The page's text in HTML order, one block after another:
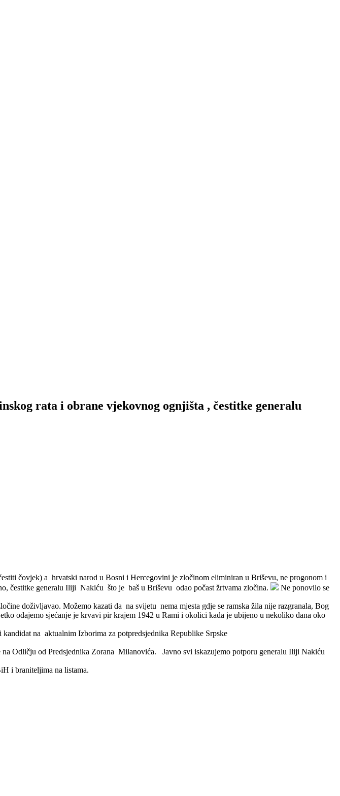
rata i obrane vjekovnog ognjišta , čestitke generalu
čovjek) a hrvatski narod u Bosni i Hercegovini je zločinom eliminiran u Briševu, ne progonom i
čestitke generalu Iliji Nakiću što je baš u Briševu odao počast žrtvama zločina.
Ne ponovilo se
doživljavao. Možemo kazati da na svijetu nema mjesta gdje se ramska žila nije razgranala, Bog
odajemo sjećanje je krvavi pir krajem 1942 u Rami i okolici kada je ubijeno u nekoliko dana oko
na aktualnim Izborima za potpredsjednika Republike Srpske
Odličju od Predsjednika Zorana Milanovića. Javno svi iskazujemo potporu generalu Iliji Nakiću
i braniteljima na listama.